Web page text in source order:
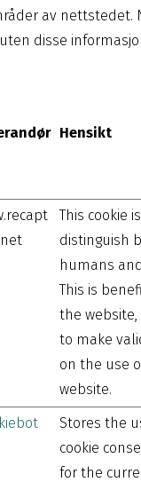
av nettstedet.
disse
Hensikt
This cookie
distinguish
humans
This is
the
to make
on the use
website.
Stores the
cookie
for the